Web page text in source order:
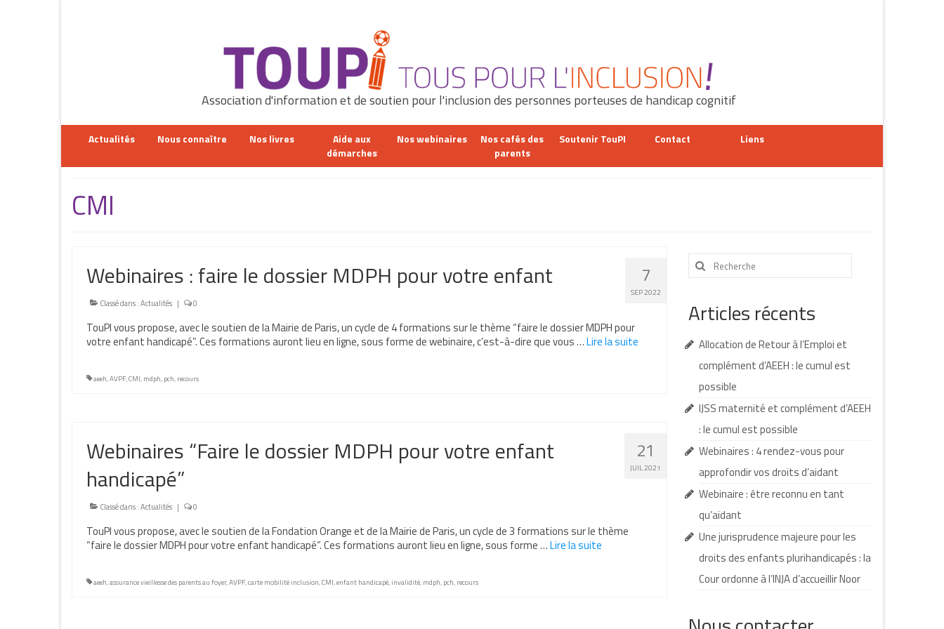
Association d'information et de soutien pour l'inclusion des personnes porteuses de handicap cognitif
Actualités Nous connaître Nos livres
Aide aux
démarches
Nos webinaires
Nos cafés des
parents
Soutenir TouPI Contact Liens
CMI
7
SEP 2022
Webinaires : faire le dossier MDPH pour votre enfant
Classé dans :Actualités | 0
TouPI vous propose, avec le soutien de la Mairie de Paris, un cycle de 4 formations sur le thème “faire le dossier MDPH pour
votre enfant handicapé”. Ces formations auront lieu en ligne, sous forme de webinaire, c’est-à-dire que vous …Lire la suite­­
aeeh,AVPF,CMI, mdph, pch, recours
21
JUIL 2021
Webinaires “Faire le dossier MDPH pour votre enfant
handicapé”
Classé dans :Actualités | 0
TouPI vous propose, avec le soutien de la Fondation Orange et de la Mairie de Paris, un cycle de 3 formations sur le thème
“faire le dossier MDPH pour votre enfant handicapé”. Ces formations auront lieu en ligne, sous forme …Lire la suite­­
aeeh,assurance vieillesse des parents au foyer,AVPF,carte mobilité inclusion,CMI,enfant handicapé, invalidité, mdph, pch, recours
Rechercher
:
Articles récents
Allocation de Retour à l’Emploi et
complément d’AEEH : le cumul est
possible
IJSS maternité et complément d’AEEH
: le cumul est possible
Webinaires : 4 rendez-vous pour
approfondir vos droits d’aidant
Webinaire : être reconnu en tant
qu’aidant
Une jurisprudence majeure pour les
droits des enfants plurihandicapés : la
Cour ordonne à l’INJA d’accueillir Noor